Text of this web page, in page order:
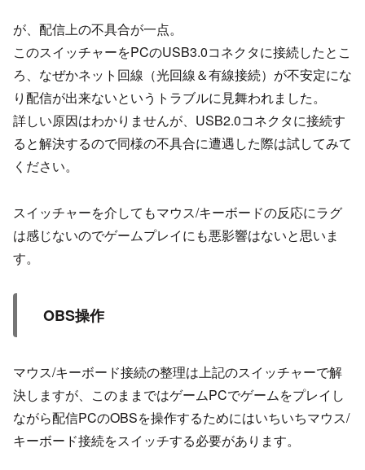
が、配信上の不具合が一点。
このスイッチャーをPCのUSB3.0コネクタに接続したとこ
ろ、なぜかネット回線（光回線＆有線接続）が不安定にな
り配信が出来ないというトラブルに見舞われました。
詳しい原因はわかりませんが、USB2.0コネクタに接続す
ると解決するので同様の不具合に遭遇した際は試してみて
ください。
スイッチャーを介してもマウス/キーボードの反応にラグ
は感じないのでゲームプレイにも悪影響はないと思いま
す。
OBS操作
マウス/キーボード接続の整理は上記のスイッチャーで解
決しますが、このままではゲームPCでゲームをプレイし
ながら配信PCのOBSを操作するためにはいちいちマウス/
キーボード接続をスイッチする必要があります。